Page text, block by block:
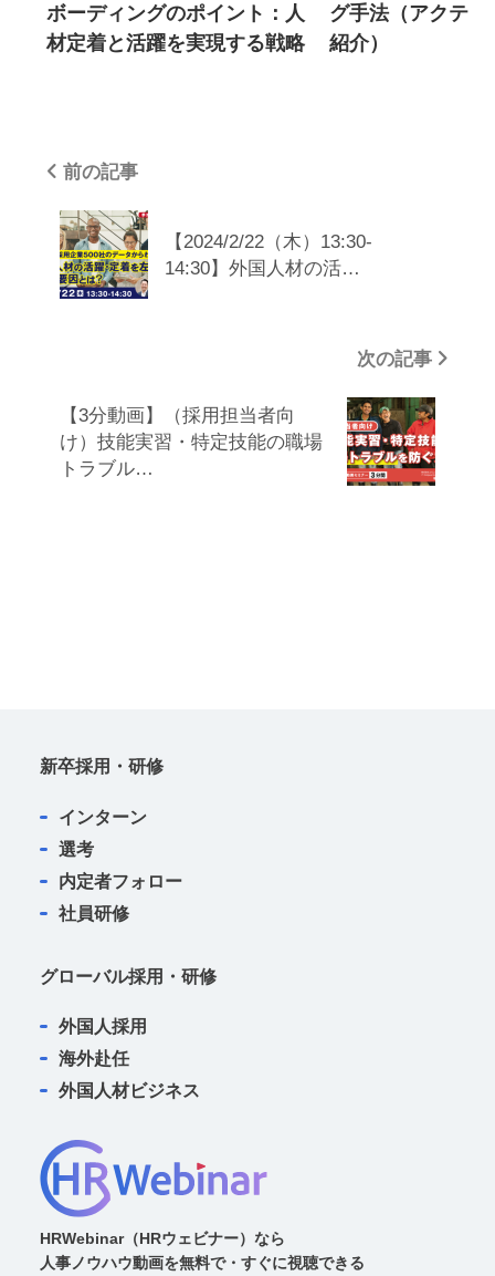
は、関係法令に反しない範囲で、利用者の同意
なく利用者の個人情報を開示することがありま
（2） 人命、身体又は財産の保護のために必要
があり、本人の同意を得ることが困難である場
合
（3） 公衆衛生の向上又は児童の健全な育成推
進のために特に必要があり、利用者本人の同意
（4） 国の機関もしくは地方公共団体またはそ
の委託を受けた者が行う法令の定める事務遂行
に協力する必要があり、利用者本人の同意を得
ることで当該事務に支障を及ぼすおそれがある
第三者による個人情報の取得に関し、以下の場
合当社は何らの責任を負いません。
（1） 利用者自らが当サービスの機能または別
の手段を用いて特定の企業に個人情報を明らか
（2） 利用者自ら、またはその他の利用者が当
特定できてしまった場合
（3） 当サービスからリンクされる外部サイト
において、利用者自らが個人情報が提供し、ま
たそれが利用された場合
（4） 利用者本人以外が利用者個人を識別でき
る情報（ID・パスワードなど）を入手した場合
■外部委託について
当社は個人情報の取り扱いの全部または一部を
ボーディングのポイント：人
材定着と活躍を実現する戦略
グ手法（アクティ
紹介）
前の記事
【2024/2/22（木）13:30-
14:30】外国人材の活…
次の記事
【3分動画】（採用担当者向
け）技能実習・特定技能の職場
トラブル…
HRWebinar（HRウェビナー）なら
人事ノウハウ動画を無料で・すぐに視聴できる
新卒採用・研修
インターン
選考
内定者フォロー
社員研修
グローバル採用・研修
外国人採用
海外赴任
外国人材ビジネス